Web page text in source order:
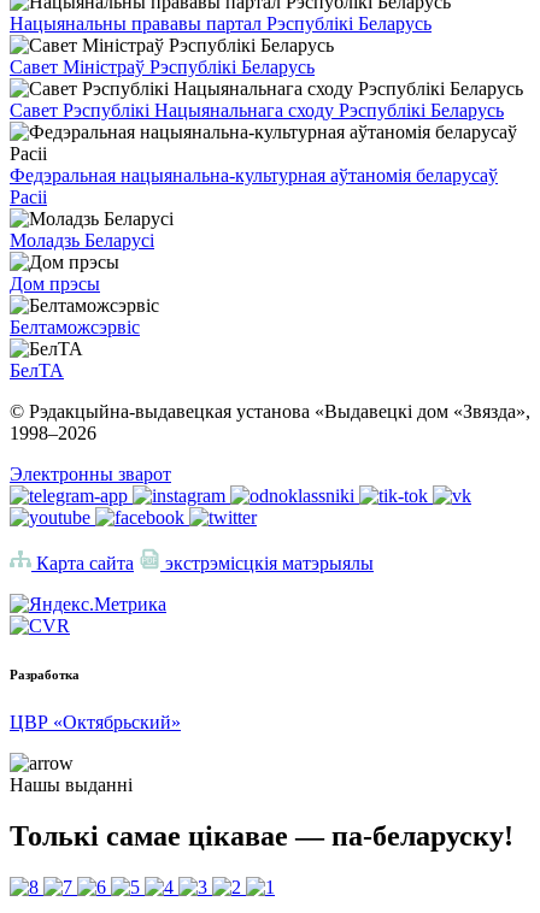
Нацыянальны прававы партал Рэспублікі Беларусь
Савет Міністраў Рэспублікі Беларусь
Савет Рэспублікі Нацыянальнага сходу Рэспублікі Беларусь
Федэральная нацыянальна-культурная аўтаномія беларусаў
Расіі
Моладзь Беларусі
Дом прэсы
Белтаможсэрвіс
БелТА
© Рэдакцыйна-выдавецкая установа «Выдавецкі дом «Звязда»,
1998–2026
Электронны зварот
Карта сайта экстрэмісцкія матэрыялы
Разработка
ЦВР «Октябрьский»
Нашы выданні
Толькі самае цікавае — па-беларуску!